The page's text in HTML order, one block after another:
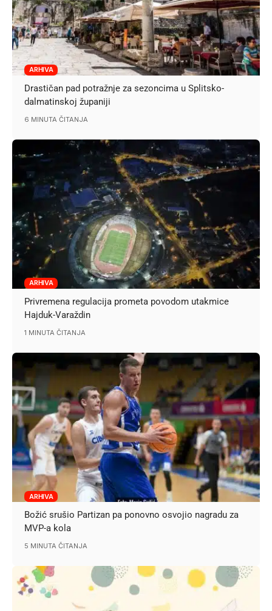
ARHIVA
Drastičan pad potražnje za sezoncima u Splitsko-
dalmatinskoj županiji
6 MINUTA ČITANJA
ARHIVA
Privremena regulacija prometa povodom utakmice
Hajduk-Varaždin
1 MINUTA ČITANJA
ARHIVA
Božić srušio Partizan pa ponovno osvojio nagradu za
MVP-a kola
5 MINUTA ČITANJA